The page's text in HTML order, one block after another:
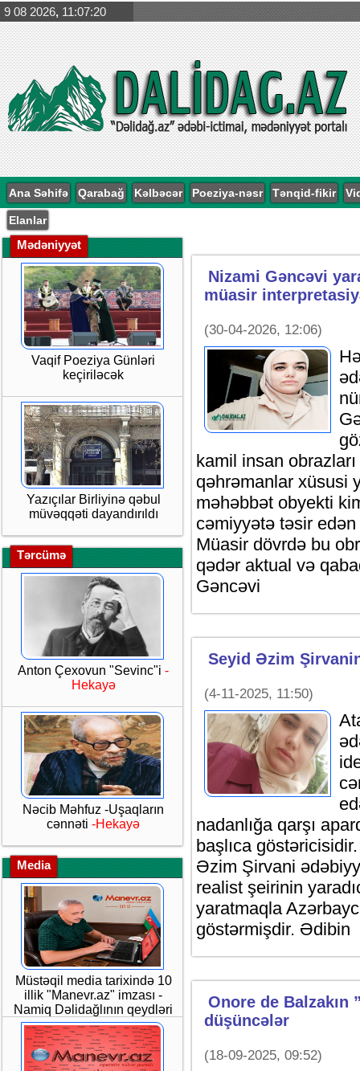
9 08 2026, 11:07:21
Ana Səhifə Qarabağ Kəlbəcər Poeziya-nəsr Tənqid-fikir
Elanlar
Mədəniyyət
Vaqif Poeziya Günləri
keçiriləcək
Yazıçılar Birliyinə qəbul
müvəqqəti dayandırıldı
Tərcümə
Anton Çexovun "Sevinc"i -
Hekayə
Nəcib Məhfuz -Uşaqların
cənnəti -Hekayə
Media
Müstəqil media tarixində 10
illik "Manevr.az" imzası -
Namiq Dəlidağlının qeydləri
Nizami Gəncəvi
müasir
(30-04-2026, 12:06)
kamil insan
qəhrəmanlar xüsusi
məhəbbət obyekti
cəmiyyətə təsir
Müasir dövrdə bu
qədər aktual və
Gəncəvi
Seyid Əzim
(4-11-2025, 11:50)
nadanlığa qarşı
başlıca
Əzim Şirvani
realist şeirinin
yaratmaqla
göstərmişdir. Ədibin
Onore de Balzakın
düşüncələr
(18-09-2025, 09:52)